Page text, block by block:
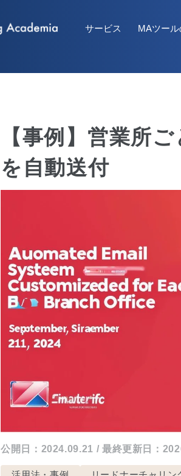
サービス MAツー
【事例】営業所
を自動送付
公開日：2024.09.21 / 最終更新日：